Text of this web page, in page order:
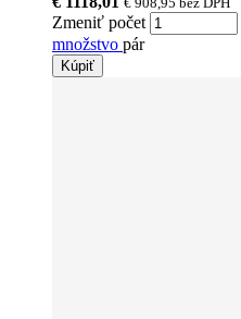
Zmeniť počet
množstvo pár
Kúpiť